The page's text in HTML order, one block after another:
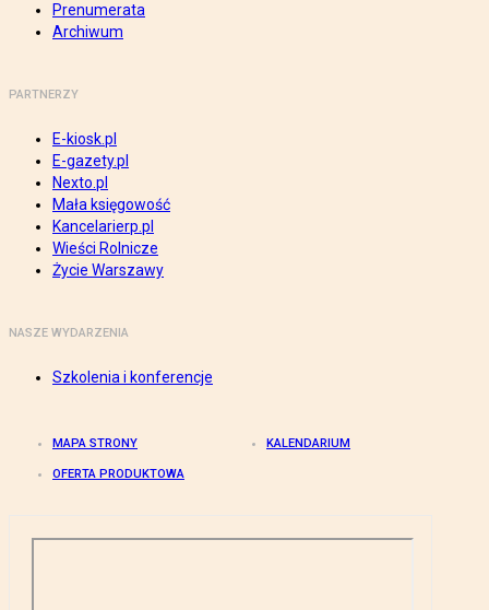
Prenumerata
Archiwum
PARTNERZY
E-kiosk.pl
E-gazety.pl
Nexto.pl
Mała księgowość
Kancelarierp.pl
Wieści Rolnicze
Życie Warszawy
NASZE WYDARZENIA
Szkolenia i konferencje
MAPA STRONY KALENDARIUM
OFERTA PRODUKTOWA